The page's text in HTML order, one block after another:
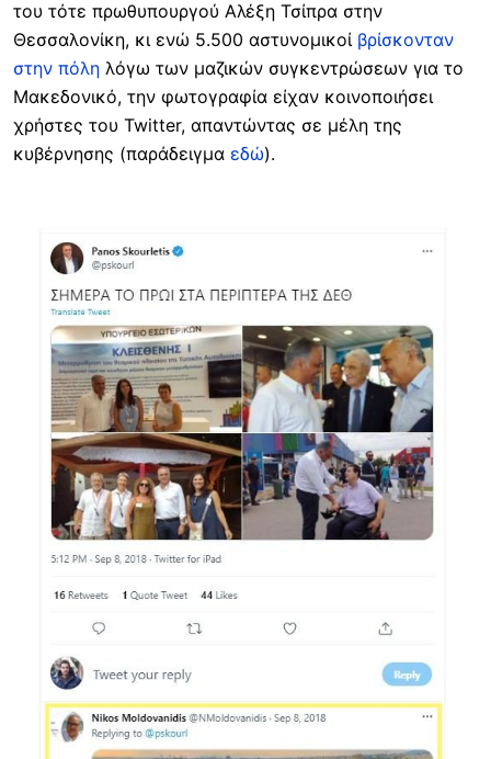
του τότε πρωθυπουργού Αλέξη Τσίπρα στην
Θεσσαλονίκη, κι ενώ 5.500 αστυνομικοί βρίσκονταν
στην πόλη λόγω των μαζικών συγκεντρώσεων για το
Μακεδονικό, την φωτογραφία είχαν κοινοποιήσει
χρήστες του Twitter, απαντώντας σε μέλη της
κυβέρνησης (παράδειγμα εδώ).
Image